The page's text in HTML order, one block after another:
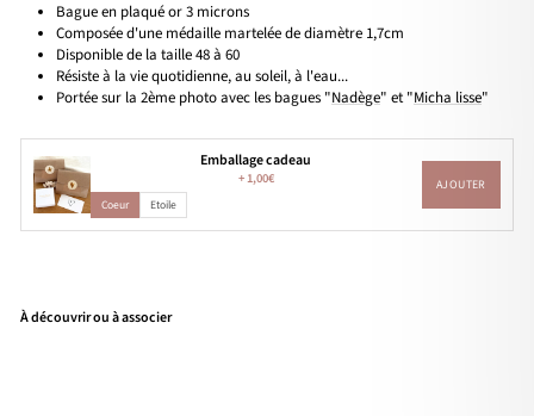
Bague en plaqué or 3 microns
Composée d'une médaille martelée de diamètre 1,7cm
Disponible de la taille 48 à 60
Résiste à la vie quotidienne, au soleil, à l'eau...
Portée sur la 2ème photo avec les bagues "Nadège" et "Micha lisse"
Emballage cadeau
+1,00€
Coeur Etoile
AJOUTER
À découvrir ou à associer